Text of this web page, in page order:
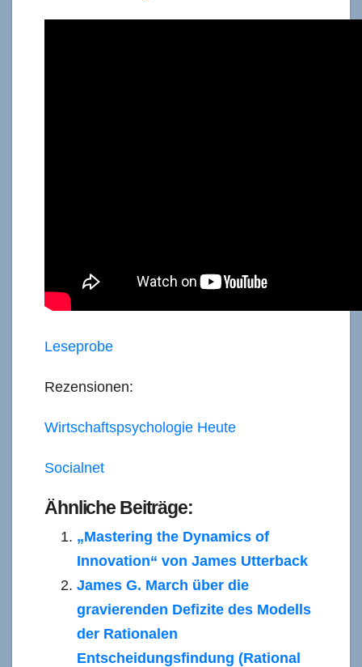
Leseprobe
Rezensionen:
Wirtschaftspsychologie Heute
Socialnet
Ähnliche Beiträge:
„Mastering the Dynamics of
Innovation“ von James Utterback
James G. March über die
gravierenden Defizite des Modells
der Rationalen
Entscheidungsfindung (Rational